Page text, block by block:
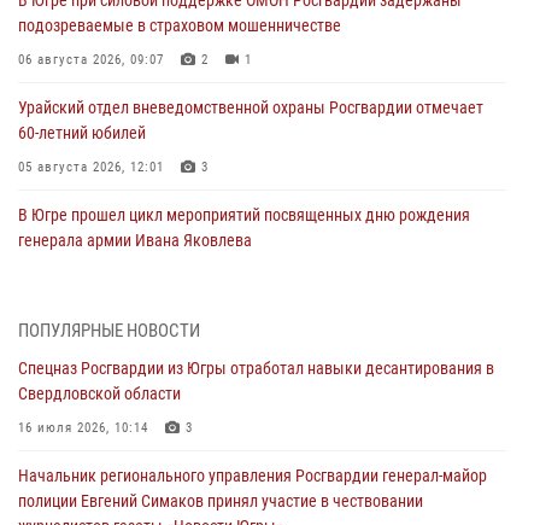
подозреваемые в страховом мошенничестве
06 августа 2026, 09:07 2 1
Урайский отдел вневедомственной охраны Росгвардии отмечает
60-летний юбилей
05 августа 2026, 12:01 3
В Югре прошел цикл мероприятий посвященных дню рождения
генерала армии Ивана Яковлева
В Югре ОМОН Росгвардии оказал содействие ГИБДД в выявлении
05 августа 2026, 11:14
В Югре сотрудники вневедомственной охраны Росгвардии пресекли
05 августа 2026, 05:56
ПОПУЛЯРНЫЕ НОВОСТИ
Спецназ Росгвардии из Югры отработал навыки десантирования в
Свердловской области
16 июля 2026, 10:14 3
Начальник регионального управления Росгвардии генерал-майор
полиции Евгений Симаков принял участие в чествовании